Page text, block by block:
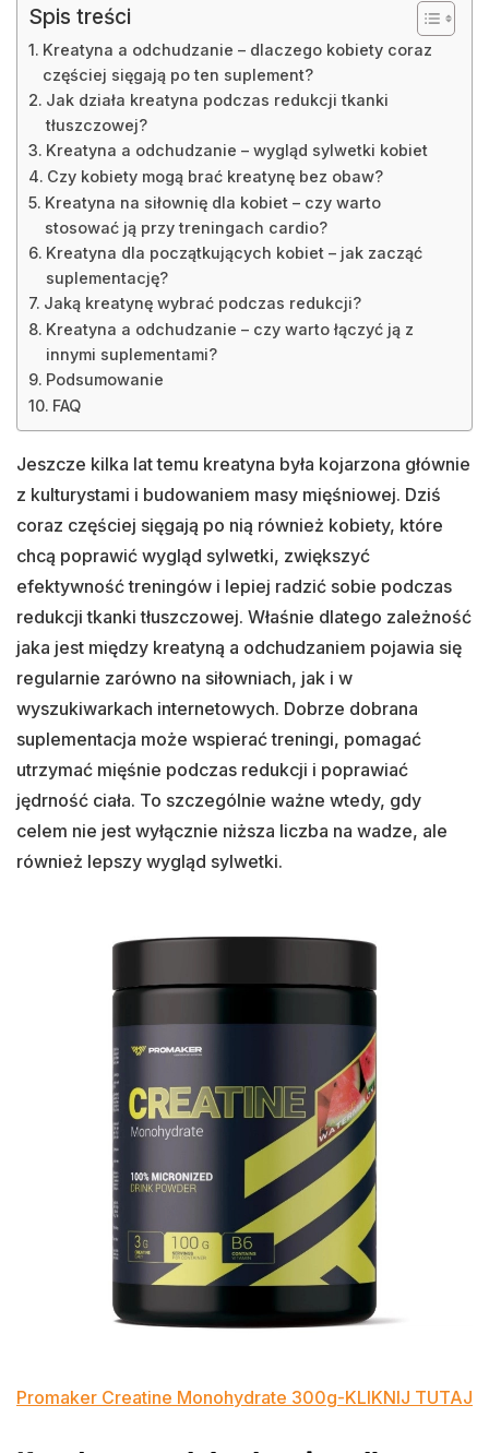
Spis treści
Kreatyna a odchudzanie – dlaczego kobiety coraz
częściej sięgają po ten suplement?
Jak działa kreatyna podczas redukcji tkanki
tłuszczowej?
Kreatyna a odchudzanie – wygląd sylwetki kobiet
Czy kobiety mogą brać kreatynę bez obaw?
Kreatyna na siłownię dla kobiet – czy warto
stosować ją przy treningach cardio?
Kreatyna dla początkujących kobiet – jak zacząć
suplementację?
Jaką kreatynę wybrać podczas redukcji?
Kreatyna a odchudzanie – czy warto łączyć ją z
innymi suplementami?
Podsumowanie
FAQ
Jeszcze kilka lat temu kreatyna była kojarzona głównie
z kulturystami i budowaniem masy mięśniowej. Dziś
coraz częściej sięgają po nią również kobiety, które
chcą poprawić wygląd sylwetki, zwiększyć
efektywność treningów i lepiej radzić sobie podczas
redukcji tkanki tłuszczowej. Właśnie dlatego zależność
jaka jest między kreatyną a odchudzaniem pojawia się
regularnie zarówno na siłowniach, jak i w
wyszukiwarkach internetowych. Dobrze dobrana
suplementacja może wspierać treningi, pomagać
utrzymać mięśnie podczas redukcji i poprawiać
jędrność ciała. To szczególnie ważne wtedy, gdy
celem nie jest wyłącznie niższa liczba na wadze, ale
również lepszy wygląd sylwetki.
Promaker Creatine Monohydrate 300g-KLIKNIJ TUTAJ